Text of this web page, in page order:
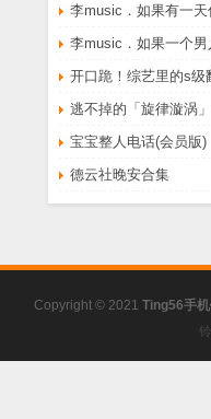
李music．如果有一
开口跪！综艺里的s级
逃不掉的「旋律漩涡
宝宝整人电话(会员版)
德云社晚安合集
Copyright © 2021 Ting56手